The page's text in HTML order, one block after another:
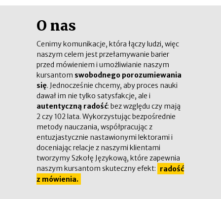
O nas
Cenimy komunikacje, która łączy ludzi, więc
naszym celem jest przełamywanie barier
przed mówieniem i umożliwianie naszym
kursantom swobodnego porozumiewania
się. Jednocześnie chcemy, aby proces nauki
dawał im nie tylko satysfakcje, ale i
autentyczną radość: bez względu czy mają
2 czy 102 lata. Wykorzystując bezpośrednie
metody nauczania, współpracując z
entuzjastycznie nastawionymi lektorami i
doceniając relacje z naszymi klientami
tworzymy Szkołę Językową, które zapewnia
naszym kursantom skuteczny efekt: radość
z mówienia.